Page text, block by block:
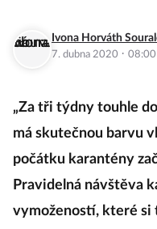
Ivona Horváth
7. dubna 2020 · 08:00
„Za tři týdny touhle
má skutečnou barvu
počátku karantény
Pravidelná návštěva
vymožeností, které si